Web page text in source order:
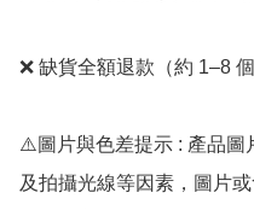
❌ 缺貨全額退款（約 1–8
⚠️圖片與色差提示 : 產品圖
及拍攝光線等因素，圖片